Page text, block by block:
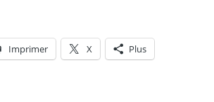
Imprimer X Plus